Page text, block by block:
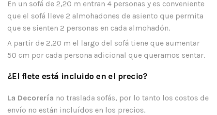
En un sofá de 2,20 m entran 4 personas y es conveniente
que el sofá lleve 2 almohadones de asiento que permita
que se sienten 2 personas en cada almohadón.
A partir de 2,20 m el largo del sofá tiene que aumentar
50 cm por cada persona adicional que queramos sentar.
¿El flete está incluido en el precio?
La Decorería no traslada sofás, por lo tanto los costos de
envío no están incluídos en los precios.